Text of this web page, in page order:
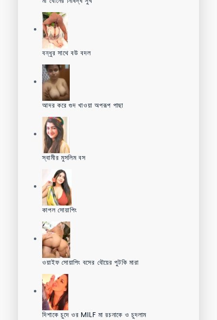
বন্ধুর সাথে বউ বদল
আদর করে গুদ খাওয়া অপরূপ পাছা
স্বামীর মুসলিম বস
কাপল সোয়াপিং
ওয়াইফ সোয়াপিং বসের বৌয়ের পুটকি মারা
দিশাকে চুদে ওর MILF মা রচনাকে ও চুদলাম